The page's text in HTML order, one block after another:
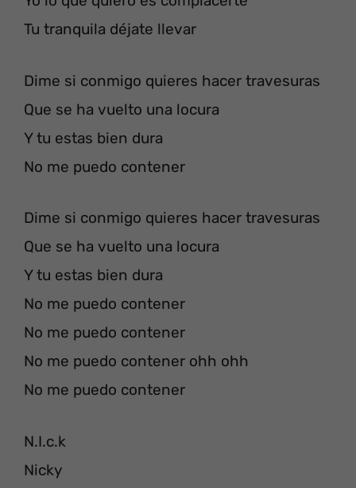
Tu tranquila déjate llevar
Dime si conmigo quieres hacer travesuras
Que se ha vuelto una locura
Y tu estas bien dura
No me puedo contener
Dime si conmigo quieres hacer travesuras
Que se ha vuelto una locura
Y tu estas bien dura
No me puedo contener
No me puedo contener
No me puedo contener ohh ohh
No me puedo contener
N.I.c.k
Nicky